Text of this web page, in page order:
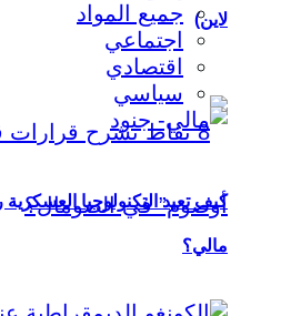
لاين)
جميع المواد
اجتماعي
اقتصادي
سياسي
كيف تعيد التكنولوجيا
مالي؟